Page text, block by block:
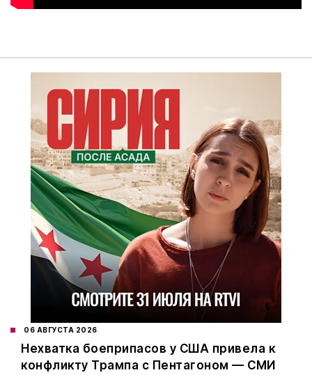
06 АВГУСТА 2026
Нехватка боеприпасов у США привела к
конфликту Трампа с Пентагоном — СМИ